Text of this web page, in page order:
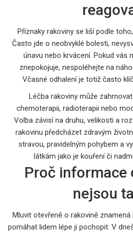
Příznaky rakoviny se liší podle
Často jde o neobvyklé bolesti,
únavu nebo krvácení. Pokud vás
znepokojuje, nespoléhejte na
Včasné odhalení je totiž často
Léčba rakoviny může
chemoterapii, radioterapii nebo
Volba závisí na druhu, velikosti a
rakovinu předcházet zdravým
stravou, pravidelným pohybem a
látkám jako je kouření či
Proč informace
nejsou
Mluvit otevřeně o rakovině
pomáhat lidem lépe ji pochopit. V